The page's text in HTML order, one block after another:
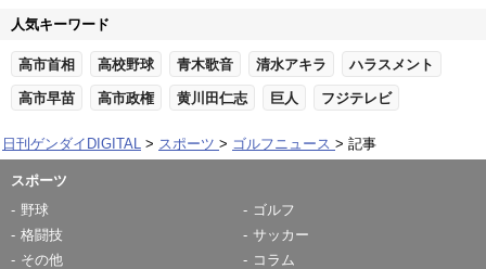
人気キーワード
高市首相 高校野球 青木歌音 清水アキラ ハラスメント
高市早苗 高市政権 黄川田仁志 巨人 フジテレビ
日刊ゲンダイDIGITAL スポーツ ゴルフニュース 記事
スポーツ
野球
ゴルフ
格闘技
サッカー
その他
コラム